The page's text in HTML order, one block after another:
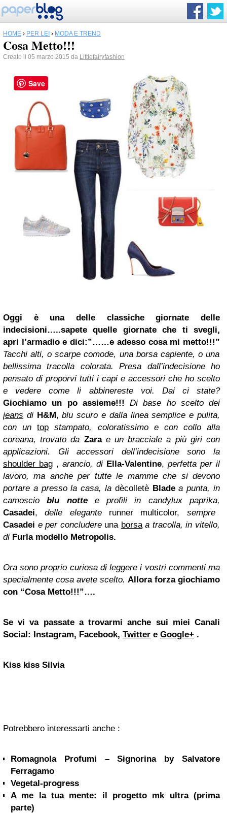
HOME › PER LEI › MODA E TREND
Cosa Metto!!!
Creato il 05 marzo 2015 da Littlefairyfashion
Oggi è una delle classiche giornate delle
indecisioni…..sapete quelle giornate che ti svegli,
apri l’armadio e dici:”……e adesso cosa mi metto!!!”
Tacchi alti, o scarpe comode, una borsa capiente, o una
bellissima tracolla colorata. Presa dall’indecisione ho
pensato di proporvi tutti i capi e accessori che ho scelto
e vedere come li abbinereste voi. Dai ci state?
Giochiamo un po assieme!!! Di base ho scelto dei
jeans di H&M,blu scuro e dalla linea semplice e pulita,
con un top stampato, coloratissimo e con collo alla
coreana, trovato da Zara e un bracciale a più giri con
applicazioni. Gli accessori dell’indecisione sono la
shoulder bag , arancio, di Ella-Valentine, perfetta per il
lavoro, ma anche per tutte le mamme che si devono
portare a presso la casa, la dècolletè Blade a punta, in
camoscioblu nottee profili in candylux paprika,
Casadei, delle eleganterunner multicolor, sempre
Casadei e per concludereuna borsa a tracolla, in vitello,
di Furla modello Metropolis.
Ora sono proprio curiosa di leggere i vostri commenti ma
specialmente cosa avete scelto. Allora forza giochiamo
con “Cosa Metto!!!”….
Se vi va passate a trovarmi anche sui miei Canali
Social: Instagram, Facebook, Twitter e Google+ .
Kiss kiss Silvia
Potrebbero interessarti anche :
Romagnola Profumi – Signorina by Salvatore
Ferragamo
Vegetal-progress
A me la tua mente: il progetto mk ultra (prima
parte)
Save